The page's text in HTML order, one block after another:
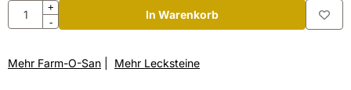
Anzahl
+
-
In Warenkorb
Mehr Farm-O-San Mehr Lecksteine